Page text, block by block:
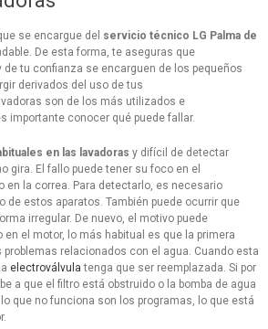
se encargue del servicio técnico LG Palma de
De esta forma, te aseguras que
tu confianza se encarguen de los pequeños
derivados del uso de tus
son de los más utilizados e
importante conocer qué puede fallar.
en las lavadoras y difícil de detectar
gira. El fallo puede tener su foco en el
en la correa. Para detectarlo, es necesario
de estos aparatos. También puede ocurrir que
irregular. De nuevo, el motivo puede
el motor, lo más habitual es que la primera
relacionados con el agua. Cuando esta
electroválvula tenga que ser reemplazada. Si por
a que el filtro está obstruido o la bomba de agua
que no funciona son los programas, lo que está